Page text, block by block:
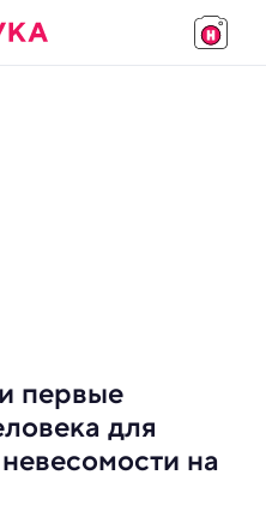
первые
для
на